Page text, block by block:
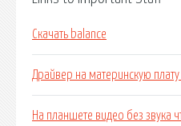
Скачать balance
Драйвер на материнскую
На планшете видео без звука